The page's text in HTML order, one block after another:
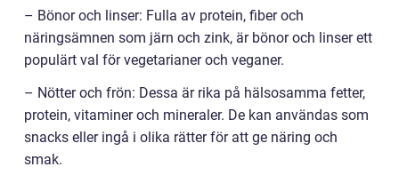
– Bönor och linser: Fulla av protein, fiber och
näringsämnen som järn och zink, är bönor och linser ett
populärt val för vegetarianer och veganer.
– Nötter och frön: Dessa är rika på hälsosamma fetter,
protein, vitaminer och mineraler. De kan användas som
snacks eller ingå i olika rätter för att ge näring och
smak.